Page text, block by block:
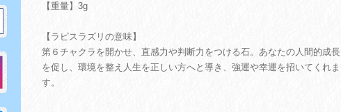
【重量】3g
【ラピスラズリの意味】
第６チャクラを開かせ、直感力や判断力をつける石。あなたの人間的成長
を促し、環境を整え人生を正しい方へと導き、強運や幸運を招いてくれま
す。